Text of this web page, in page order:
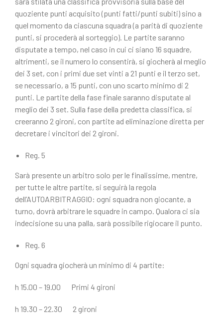
quoziente punti acquisito (punti fatti/punti subiti) sino a
quel momento da ciascuna squadra (a parità di quoziente
punti, si procederà al sorteggio). Le partite saranno
disputate a tempo, nel caso in cui ci siano 16 squadre,
altrimenti, se il numero lo consentirà, si giocherà al meglio
dei 3 set, con i primi due set vinti a 21 punti e il terzo set,
se necessario, a 15 punti, con uno scarto minimo di 2
punti. Le partite della fase finale saranno disputate al
meglio dei 3 set. Sulla fase della predetta classifica, si
creeranno 2 gironi, con partite ad eliminazione diretta per
decretare i vincitori dei 2 gironi.
Reg. 5
Sarà presente un arbitro solo per le finalissime, mentre,
per tutte le altre partite, si seguirà la regola
dell’AUTOARBITRAGGIO: ogni squadra non giocante, a
turno, dovrà arbitrare le squadre in campo. Qualora ci sia
indecisione su una palla, sarà possibile rigiocare il punto.
Reg. 6
Ogni squadra giocherà un minimo di 4 partite:
h 15.00 – 19.00 Primi 4 gironi
h 19.30 – 22.30 2 gironi